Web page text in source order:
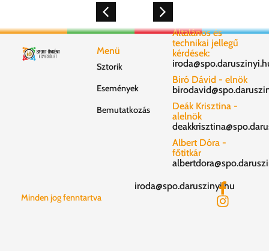
Menü
Sztorik
Események
Bemutatkozás
Általános és
technikai jellegű
kérdések:
Biró Dávid - elnök
Deák Krisztina -
alelnök
Albert Dóra -
főtitkár
Minden jog fenntartva
iroda@spo.daruszinyi.hu